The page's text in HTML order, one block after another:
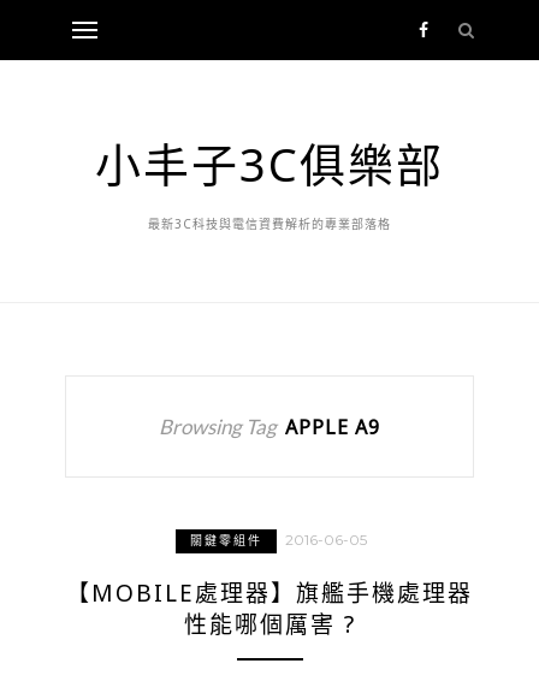
小丰子3C俱樂部
最新3C科技與電信資費解析的專業部落格
Browsing Tag APPLE A9
關鍵零組件 2016-06-05
【MOBILE處理器】旗艦手機處理器
性能哪個厲害 ?